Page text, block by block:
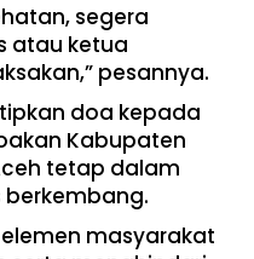
segera
atau ketua
pesannya.
doa kepada
Kabupaten
tetap dalam
masyarakat